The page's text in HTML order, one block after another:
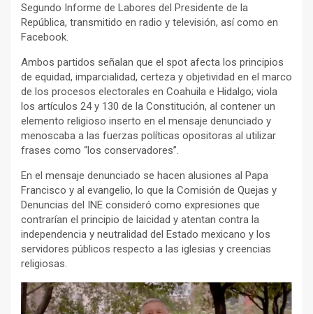
Segundo Informe de Labores del Presidente de la
República, transmitido en radio y televisión, así como en
Facebook.
Ambos partidos señalan que el spot afecta los principios
de equidad, imparcialidad, certeza y objetividad en el marco
de los procesos electorales en Coahuila e Hidalgo; viola
los artículos 24 y 130 de la Constitución, al contener un
elemento religioso inserto en el mensaje denunciado y
menoscaba a las fuerzas políticas opositoras al utilizar
frases como “los conservadores”.
En el mensaje denunciado se hacen alusiones al Papa
Francisco y al evangelio, lo que la Comisión de Quejas y
Denuncias del INE consideró como expresiones que
contrarían el principio de laicidad y atentan contra la
independencia y neutralidad del Estado mexicano y los
servidores públicos respecto a las iglesias y creencias
religiosas.